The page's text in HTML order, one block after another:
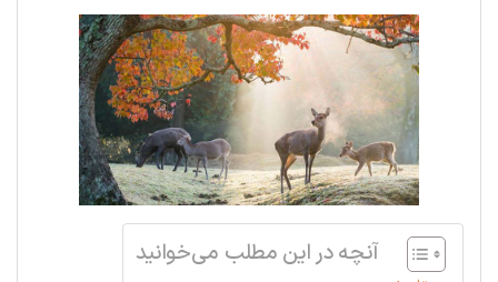
آنچه در این مطلب می‌خوانید